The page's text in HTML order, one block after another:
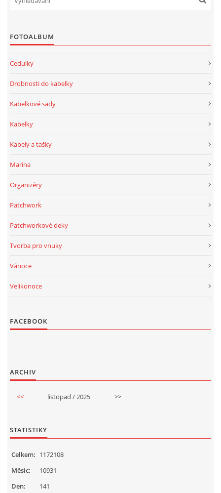
FOTOALBUM
Cedulky
Drobnosti do kabelky
Kabelkové sady
Kabelky
Kabely a tašky
Marina
Organizéry
Patchwork
Patchworkové deky
Tvorba pro vnuky
Vánoce
Velikonoce
FACEBOOK
ARCHIV
<< listopad / 2025 >>
STATISTIKY
Celkem: 1172108
Měsíc:
10931
Den:
141